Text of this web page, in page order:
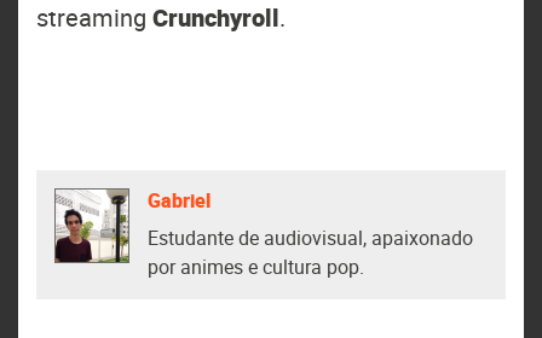
streaming Crunchyroll.
Gabriel
Estudante de audiovisual, apaixonado
por animes e cultura pop.